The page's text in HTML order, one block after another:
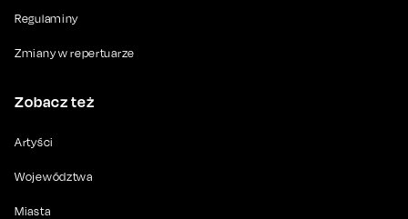
Regulaminy
Zmiany w repertuarze
Zobacz też
Artyści
Województwa
Miasta